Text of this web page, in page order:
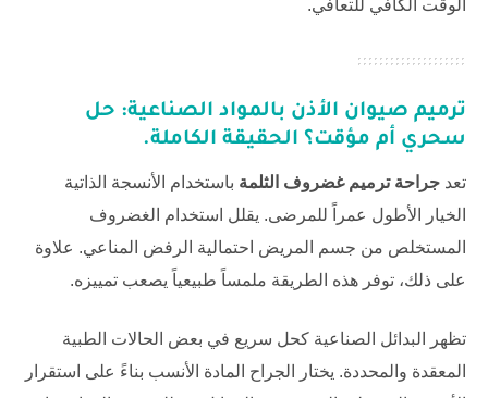
الوقت الكافي للتعافي.
ترميم صيوان الأذن بالمواد الصناعية: حل
سحري أم مؤقت؟ الحقيقة الكاملة.
تعد جراحة ترميم غضروف الثلمة باستخدام الأنسجة الذاتية
الخيار الأطول عمراً للمرضى. يقلل استخدام الغضروف
المستخلص من جسم المريض احتمالية الرفض المناعي. علاوة
على ذلك، توفر هذه الطريقة ملمساً طبيعياً يصعب تمييزه.
تظهر البدائل الصناعية كحل سريع في بعض الحالات الطبية
المعقدة والمحددة. يختار الجراح المادة الأنسب بناءً على استقرار